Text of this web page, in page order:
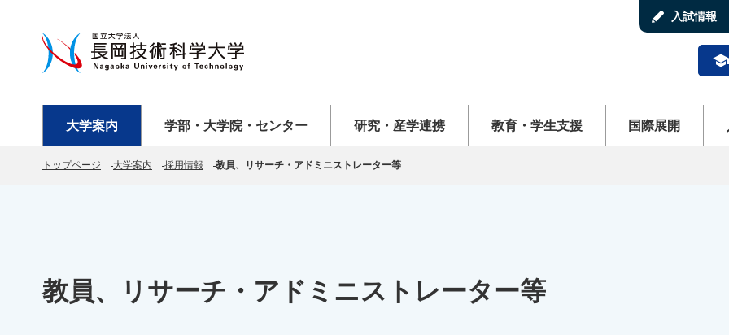
stylus 入試情報
school
大学案内
学部・大学院・センター
研究・産学連携
教育・学生支援
国際展開
トップページ 大学案内 採用情報 教員、リサーチ・アドミニストレーター等
教員、リサーチ・アドミニストレーター等